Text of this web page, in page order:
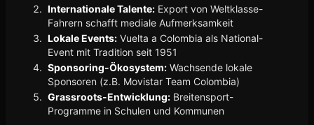
Internationale Talente: Export von Weltklasse-
Fahrern schafft mediale Aufmerksamkeit
Lokale Events: Vuelta a Colombia als National-
Event mit Tradition seit 1951
Sponsoring-Ökosystem: Wachsende lokale
Sponsoren (z.B. Movistar Team Colombia)
Grassroots-Entwicklung: Breitensport-
Programme in Schulen und Kommunen